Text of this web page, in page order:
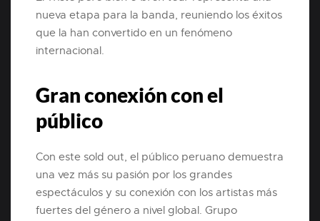
nueva etapa para la banda, reuniendo los éxitos
que la han convertido en un fenómeno
internacional.
Gran conexión con el
público
Con este sold out, el público peruano demuestra
una vez más su pasión por los grandes
espectáculos y su conexión con los artistas más
fuertes del género a nivel global. Grupo